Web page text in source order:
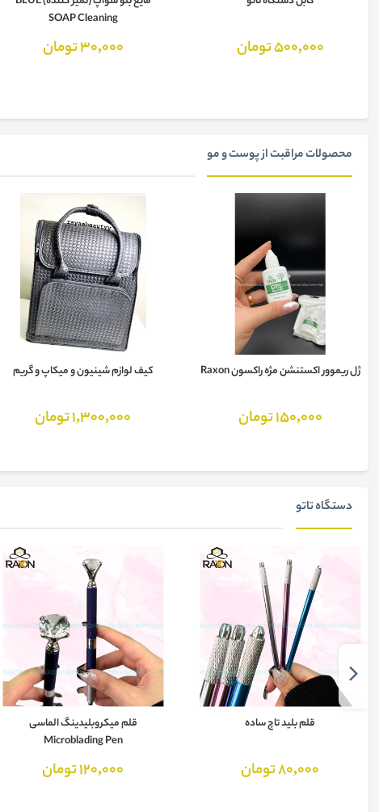
500,000 تومان
SOAP Cleaning
30,000 تومان
محصولات مراقبت از پوست و مو
ژل ریموور اکستنشن مژه راکسون Raxon
150,000 تومان
کیف لوازم شینیون و میکاپ و گریم
1,300,000 تومان
دستگاه تاتو
قلم بلید تاچ ساده
80,000 تومان
قلم میکروبلیدینگ الماسی
Microblading Pen
120,000 تومان